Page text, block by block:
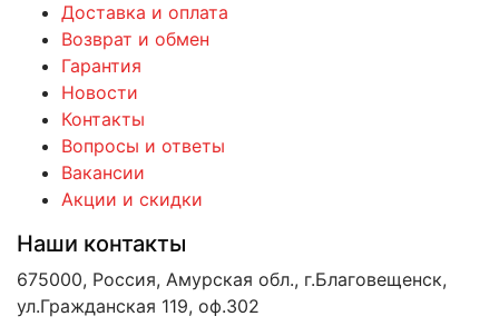
Доставка и оплата
Возврат и обмен
Гарантия
Новости
Контакты
Вопросы и ответы
Вакансии
Акции и скидки
Наши контакты
675000, Россия, Амурская обл., г.Благовещенск,
ул.Гражданская 119, оф.302